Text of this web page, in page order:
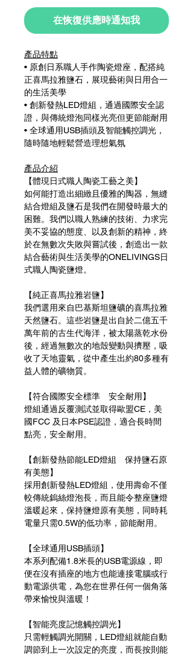
在恢復供應時通知我
產品特點
• 原創日系職人手作陶瓷燈座，配搭純
正喜馬拉雅鹽石，展現藝術與日用合一
的生活美學
• 創新發熱LED燈組，通過國際安全認
證，與傳統燈泡同樣光亮但更節能耐用
• 全球通用USB插頭及智能觸控調光，
隨時隨地輕鬆營造理想氣氛
產品介紹
【體現日式職人陶瓷工藝之美】
如何能打造出細緻且優雅的陶器，無縫
結合燈組及鹽石是我們在開發時最大的
困難。我們以職人熟練的技術、力求完
美不妥協的態度、以及創新的精神，終
於在無數次失敗與嘗試後，創造出一款
結合藝術與生活美學的ONELIVINGS日
式職人陶瓷鹽燈。
【純正喜馬拉雅岩鹽】
我們選用來自巴基斯坦鹽礦的喜馬拉雅
天然鹽石。這些岩鹽是出自於二億五千
萬年前的古生代海洋，被太陽蒸乾水份
後，經過無數次的地殼變動與擠壓，吸
收了天地靈氣，從中產生出約80多種有
益人體的礦物質。
【符合國際安全標準 安全耐用】
燈組通過反覆測試並取得歐盟CE，美
國FCC 及日本PSE認證，適合長時間
點亮，安全耐用。
【創新發熱節能LED燈組 保持鹽石原
有美態】
採用創新發熱LED燈組，使用壽命不僅
較傳統鎢絲燈泡長，而且能令整座鹽燈
溫暖起來，保持鹽燈原有美態，同時耗
電量只需0.5W的低功率，節能耐用。
【全球通用USB插頭】
本系列配備1.8米長的USB電源線，即
便在沒有插座的地方也能連接電腦或行
動電源供電，為您在世界任何一個角落
帶來愉悅與溫暖！
【智能亮度記憶觸控調光】
只需輕觸調光開關，LED燈組就能自動
調節到上一次設定的亮度，而長按則能